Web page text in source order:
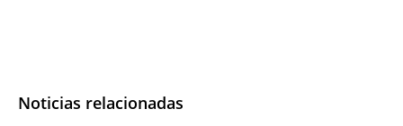
Noticias relacionadas